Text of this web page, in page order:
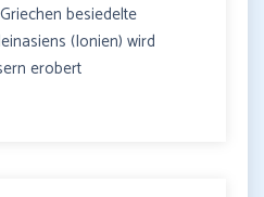
besiedelte
(Ionien) wird
erobert